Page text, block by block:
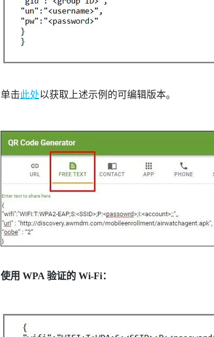
单击此处以获取上述示例的可编辑版本。
使用 WPA 验证的 Wi‍-Fi：